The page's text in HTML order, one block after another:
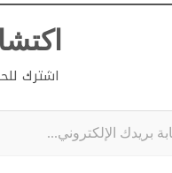
اشترك